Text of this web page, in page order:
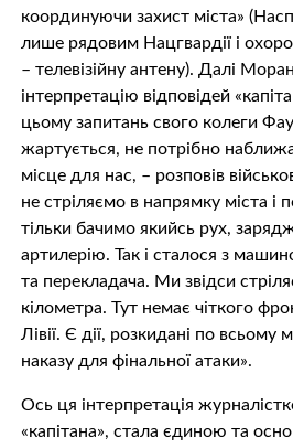
координуючи захист міста»
лише рядовим Нацгвардії і
– телевізійну антену). Далі
інтерпретацію відповідей
цьому запитань свого колеги
жартується, не потрібно
місце для нас, – розповів
не стріляємо в напрямку міста і
тільки бачимо якийсь рух,
артилерію. Так і сталося з
та перекладача. Ми звідси
кілометра. Тут немає чіткого
Лівії. Є дії, розкидані по всьому
наказу для фінальної атаки».
Ось ця інтерпретація
«капітана», стала єдиною та